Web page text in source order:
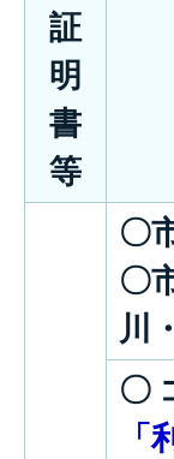
証
明
書
等
〇
〇
川
〇